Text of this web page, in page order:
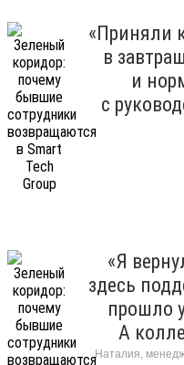
«Приняли
в
и
с
«Я
здесь
прошло
А
Наталия,